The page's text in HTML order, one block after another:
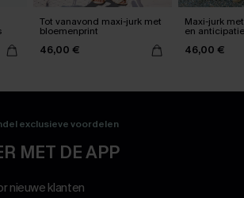
Tot vanavond maxi-jurk met
bloemenprint
46,00 €
Maxi-jurk
en
46,00 €
exclusieve voordelen
MET DE APP
nieuwe klanten